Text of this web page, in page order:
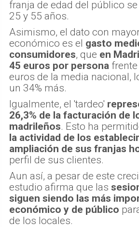
franja de edad del público
25 y 55 años.
Asimismo, el dato con
económico es el gasto
consumidores, que en
45 euros por persona
euros de la media nacional,
un 34% más.
Igualmente, el 'tardeo'
26,3% de la facturación de
madrileños. Esto ha
la actividad de los
ampliación de sus franjas
perfil de sus clientes.
Aun así, a pesar de este
estudio afirma que las
siguen siendo las más
económico y de público
de los locales.